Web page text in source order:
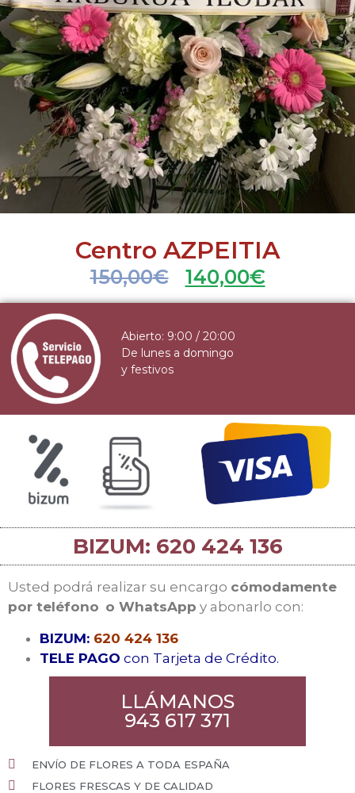
Centro AZPEITIA
150,00€ 140,00€
Abierto: 9:00 / 20:00
De lunes a domingo
y festivos
BIZUM: 620 424 136
Usted podrá realizar su encargo cómodamente
por teléfono o WhatsApp y abonarlo con:
BIZUM: 620 424 136
TELE PAGO con Tarjeta de Crédito.
LLÁMANOS
943 617 371
ENVÍO DE FLORES A TODA ESPAÑA
FLORES FRESCAS Y DE CALIDAD